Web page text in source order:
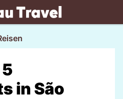
in São